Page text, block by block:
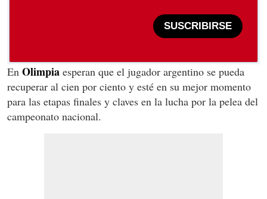
SUSCRIBIRSE
En Olimpia esperan que el jugador argentino se pueda
recuperar al cien por ciento y esté en su mejor momento
para las etapas finales y claves en la lucha por la pelea del
campeonato nacional.